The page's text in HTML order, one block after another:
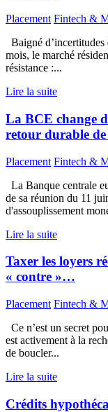
Placement Fintech &
Baigné
mois, le marché
résistance :...
Lire la suite
La BCE change
retour durable de
Placement Fintech &
La Banque centrale
de sa réunion du 11
d'assouplissement
Lire la suite
Taxer les loyers
« contre »…
Placement Fintech &
Ce n’est un secret
est activement à la
de boucler...
Lire la suite
Crédits